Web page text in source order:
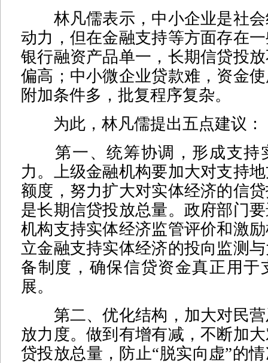
林凡儒表示，中小企业是社会
动力，但在金融支持等方面存在
银行融资产品单一，长期信贷投
偏高；中小微企业贷款难，资金
附加条件多，批复程序复杂。
为此，林凡儒提出五点建议：
第一、统筹协调，形成支持
力。上级金融机构要加大对支持
额度，努力扩大对实体经济的信
是长期信贷投放总量。政府部门
机构支持实体经济监管评价和激
立金融支持实体经济的投向监测
备制度，确保信贷资金真正用于
展。
第二、优化结构，加大对民营
放力度。做到有增有减，不断加
贷投放总量，防止“脱实向虚”的